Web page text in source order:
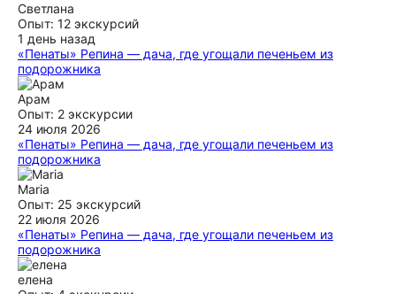
Светлана
Опыт: 12 экскурсий
1 день назад
«Пенаты» Репина — дача, где угощали печеньем из
подорожника
Дарья, спасибо за замечательную прогулку, море
информации и яркие впечатления! Вы прекрасный гид:
знающий, внимательный, креативный, гостеприимный.
Дарите и дальше гостям позитивные эмоции и делитесь
любовью к родным местам!
ещё
Арам
Опыт: 2 экскурсии
24 июля 2026
«Пенаты» Репина — дача, где угощали печеньем из
подорожника
Огромное спасибо Дарье за проведения экскурсии!
Получилось составить отличный маршрут, захватив не
только Репино и «Пенаты», но и изучить интересные дачи и
локации Комарово/Зеленогорска. В экскурсоводе виден
искренний индивидуальный подход, человечное отношение
и глубокое владение знаниями и информацией. Если будете
рядом или появится желание отправить в гости в лучшие
курортные города, советую обратиться к Дарье! будем
Maria
Опыт: 25 экскурсий
22 июля 2026
«Пенаты» Репина — дача, где угощали печеньем из
подорожника
Замечательная экскурсия! Дарья прекрасный гид и очень
приятный человек! Отличная подача материала, все
елена